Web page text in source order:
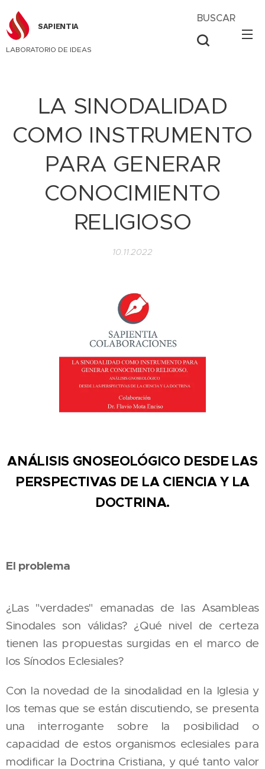
SAPIENTIA
LABORATORIO DE IDEAS
BUSCAR
LA SINODALIDAD
COMO INSTRUMENTO
PARA GENERAR
CONOCIMIENTO
RELIGIOSO
10.11.2022
ANÁLISIS GNOSEOLÓGICO DESDE LAS
PERSPECTIVAS DE LA CIENCIA Y LA
DOCTRINA.
El problema
¿Las "verdades" emanadas de las Asambleas
Sinodales son válidas? ¿Qué nivel de certeza
tienen las propuestas surgidas en el marco de
los Sínodos Eclesiales?
Con la novedad de la sinodalidad en la Iglesia y
los temas que se están discutiendo, se presenta
una interrogante sobre la posibilidad o
capacidad de estos organismos eclesiales para
modificar la Doctrina Cristiana, y qué tanto valor